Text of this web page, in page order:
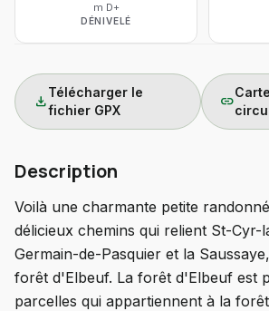
m D+
DÉNIVELÉ
download
Télécharger le
fichier GPX
link
Description
Voilà une charmante petite
délicieux chemins qui relient St-Cyr-
Germain-de-Pasquier et la
forêt d'Elbeuf. La forêt d'Elbeuf est
parcelles qui appartiennent à la